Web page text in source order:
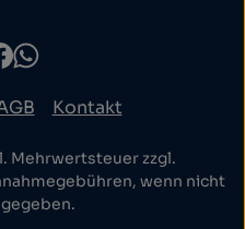
Kontakt
Mehrwertsteuer zzgl.
wenn nicht